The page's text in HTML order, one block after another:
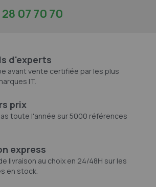
07 70 70
d'experts
avant vente certifiée par les plus
IT.
prix
toute l'année sur 5000 références
express
livraison au choix en 24/48H sur les
en stock.